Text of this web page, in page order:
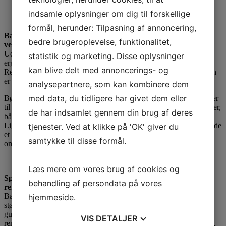
Baby Gulvaskemaskinen sikrer dig høj effektivitet samt let
vedligeholdelse
Udover at være en gulvvasker der er let at anvende, og indstille
ergonomisk, er
Baby
en meget robust gulvvaskemaskine.
Rengøring med Baby er effektiv og helt i top, samtidigt med at den
er overraskende nem at holde køreklar til daglig rengøring.
Børsterne/ rondelholderen kan nemt skiftes, så du har det der passer
til opgaven/ gulvtype. Naturligvis kan alle typer børster og rondeller,
både til kontorrengøring og industri, monteres.
Ligeledes kan du selv, let skifte sugegummi, så du altid kan efterlade
et rent og tørt gulv efter rengøring. Da du er selvhjulpen, holdes
omkostningerne nede.
Spar tid ved at bruge en gulvvasker frem for almindelig
rengøring
Baby’en er tænkt og bygget efter samme idé og kvalitet som de
større modeller fra Adiatek. Der er stadig tale om en
gulvvaskemaskine der opfylder de grundlæggende rengørings -og
rensningsfunktioner hos mange små og mellemstore virksomheder,
indsamle oplysninger om dig til forskellige
formål, herunder: Tilpasning af annoncering,
bedre brugeroplevelse, funktionalitet,
statistik og marketing. Disse oplysninger
kan blive delt med annoncerings- og
analysepartnere, som kan kombinere dem
med data, du tidligere har givet dem eller
de har indsamlet gennem din brug af deres
tjenester. Ved at klikke på 'OK' giver du
samtykke til disse formål.
Læs mere om vores brug af cookies og
behandling af persondata på vores
hjemmeside.
VIS DETALJER